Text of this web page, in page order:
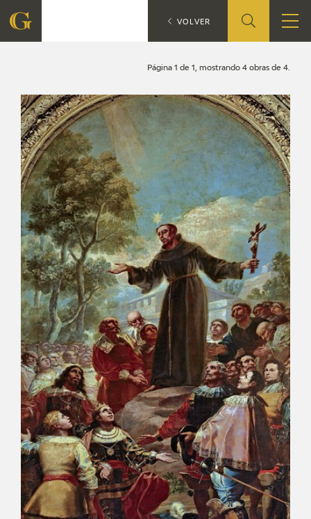
QUIENES SOMOS
CIDG
CORPORATE ACTION
SEDE
CONTACT
EXPOSICIONES
ACTIVIDADES
ACTUALIDAD
FRANCISCO DE GOYA
Página 1 de 1, mostrando 4 obras de 4.
CATÁLOGO Search
VOLVER